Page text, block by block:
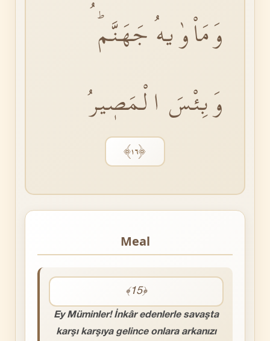
وَمَاْوٰيهُ جَهَنَّمُۜ
وَبِئْسَ الْمَصٖيرُ
﴿١٦﴾
Meal
﴾15﴿
Ey Müminler! İnkâr edenlerle savaşta
karşı karşıya gelince onlara arkanızı